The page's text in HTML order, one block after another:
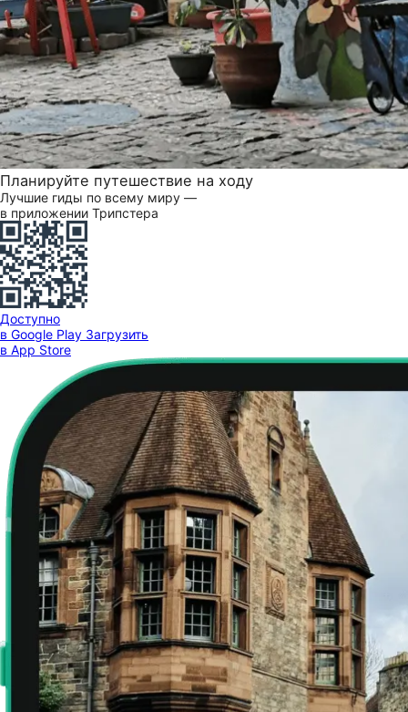
Планируйте путешествие на ходу
Лучшие гиды по всему миру —
в приложении Трипстера
Доступно
в Google Play Загрузить
в App Store